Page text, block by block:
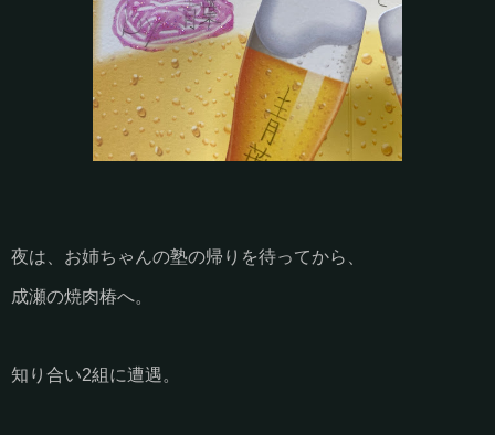
夜は、お姉ちゃんの塾の帰りを待ってから、
成瀬の焼肉椿へ。
知り合い2組に遭遇。